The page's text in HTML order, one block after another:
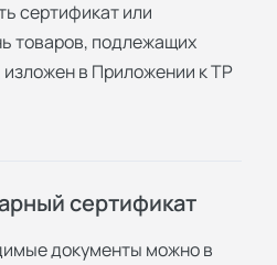
сертификат или
товаров, подлежащих
в Приложении к ТР
сертификат
документы можно в